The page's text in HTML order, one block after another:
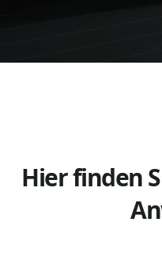
Hier finden